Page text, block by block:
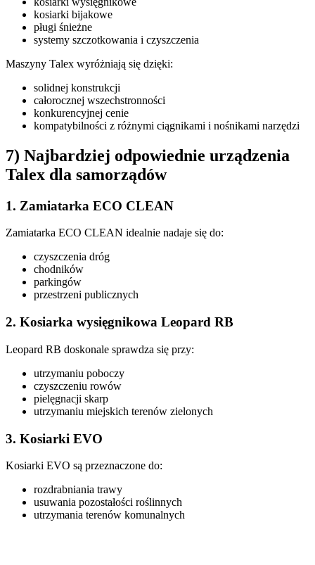
kosiarki bijakowe
pługi śnieżne
systemy szczotkowania i czyszczenia
Maszyny Talex wyróżniają się dzięki:
solidnej konstrukcji
całorocznej wszechstronności
konkurencyjnej cenie
kompatybilności z różnymi ciągnikami i nośnikami narzędzi
7) Najbardziej odpowiednie urządzenia
Talex dla samorządów
1. Zamiatarka ECO CLEAN
Zamiatarka ECO CLEAN idealnie nadaje się do:
czyszczenia dróg
chodników
parkingów
przestrzeni publicznych
2. Kosiarka wysięgnikowa Leopard RB
Leopard RB doskonale sprawdza się przy:
utrzymaniu poboczy
czyszczeniu rowów
pielęgnacji skarp
utrzymaniu miejskich terenów zielonych
3. Kosiarki EVO
Kosiarki EVO są przeznaczone do:
rozdrabniania trawy
usuwania pozostałości roślinnych
utrzymania terenów komunalnych